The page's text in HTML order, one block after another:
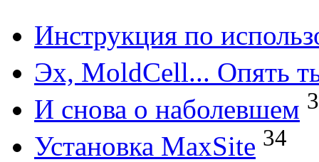
Инструкция по
Эх, MoldCell... Опять
И снова о наболевшем
Установка MaxSite 34